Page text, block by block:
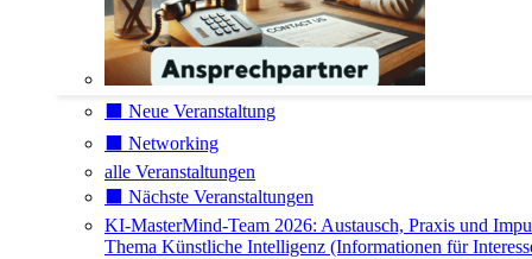
⬛️ Neue Veranstaltung
⬛️ Networking
alle Veranstaltungen
⬛️ Nächste Veranstaltungen
KI-MasterMind-Team 2026: Austausch, Praxis und
Thema Künstliche Intelligenz (Informationen für